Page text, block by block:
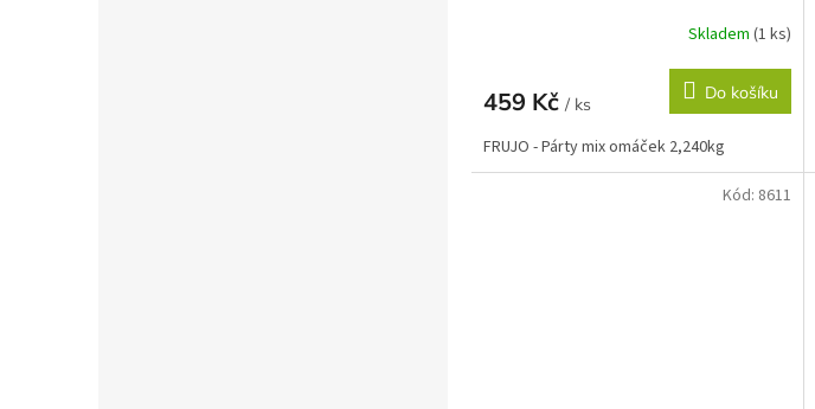
Skladem (1 ks)
459 Kč / ks
Do košíku
FRUJO - Párty mix omáček 2,240kg
Kód: 8611